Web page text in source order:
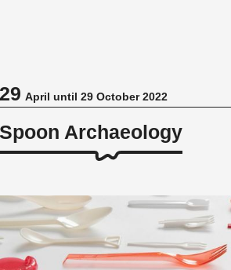
29April until 29 October 2022
Spoon Archaeology